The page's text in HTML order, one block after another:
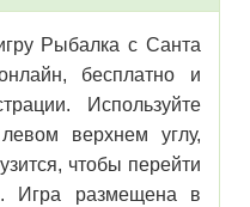
Рыбалка с Санта
бесплатно и
Используйте
верхнем углу,
чтобы перейти
Игра размещена в